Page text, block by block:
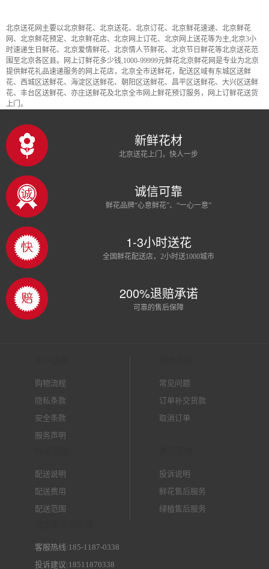
北京送花网主要以北京鲜花、北京送花、北京订花、北京鲜花速递、北京鲜花
网、北京鲜花预定、北京鲜花店、北京网上订花、北京网上送花等为主,北京3小
时速递生日鲜花、北京爱情鲜花、北京情人节鲜花、北京节日鲜花等北京送花范
围至北京各区县。网上订鲜花多少钱,1000-99999元鲜花北京鲜花网是专业为北京
提供鲜花礼品速递服务的网上花店，北京全市送鲜花，配送区域有东城区送鲜
花、西城区送鲜花、海淀区送鲜花、朝阳区送鲜花、昌平区送鲜花、大兴区送鲜
花、丰台区送鲜花、亦庄送鲜花及北京全市网上鲜花预订服务，网上订鲜花送货
上门。
新鲜花材
北京送花上门，快人一步
诚信可靠
鲜花品牌“心意鲜花”、“一心一意”
1-3小时送花
全国鲜花配送店，2小时送1000城市
200%退赔承诺
可靠的售后保障
购物流程
隐私条款
安全条款
服务声明
常见问题
订单补交货款
取消订单
配送说明
配送费用
配送范围
投诉说明
鲜花售后服务
绿植售后服务
客服热线:185-1187-0338
投诉建议:18511870338